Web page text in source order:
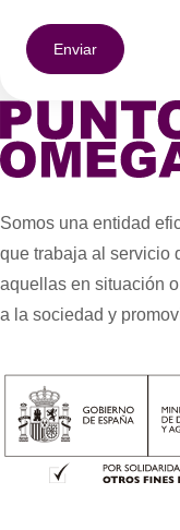
Somos una entidad
que trabaja al servicio
aquellas en situación
a la sociedad y